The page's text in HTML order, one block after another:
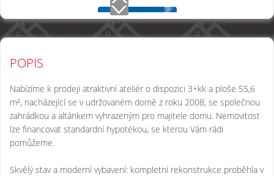
POPIS
Nabízíme k prodeji atraktivní ateliér o dispozici 3+kk a ploše 55,6
m², nacházející se v udržovaném domě z roku 2008, se společnou
zahrádkou a altánkem vyhrazeným pro majitele domu. Nemovitost
lze financovat standardní hypotékou, se kterou Vám rádi
pomůžeme.
Skvělý stav a moderní vybavení: kompletní rekonstrukce proběhla v